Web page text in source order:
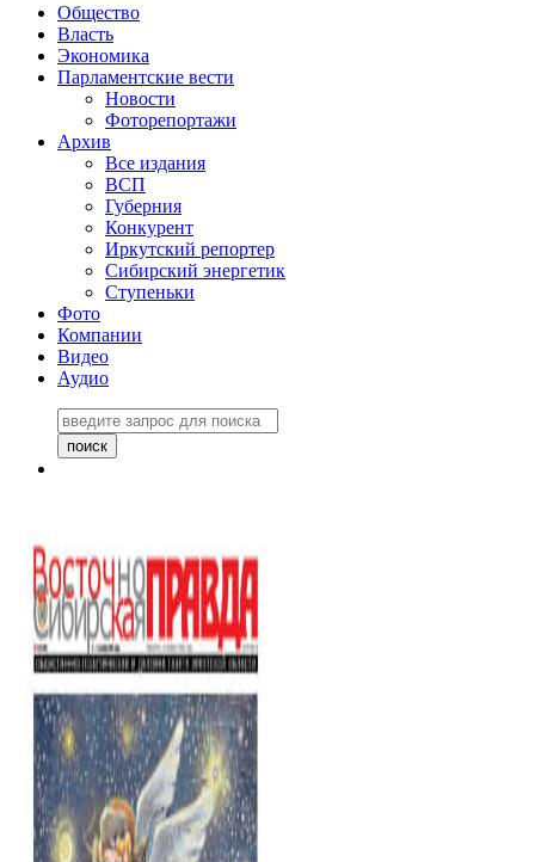
Общество
Власть
Экономика
Парламентские вести
Новости
Фоторепортажи
Архив
Все издания
ВСП
Губерния
Конкурент
Иркутский репортер
Сибирский энергетик
Ступеньки
Фото
Компании
Видео
Аудио